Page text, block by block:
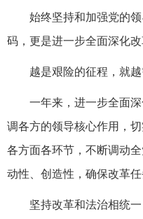
始终坚持和加强党的
码，更是进一步全面深化改
越是艰险的征程，就越
一年来，进一步全面
调各方的领导核心作用，
各方面各环节，不断调动
动性、创造性，确保改革任
坚持改革和法治相统